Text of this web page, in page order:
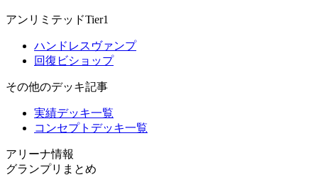
アンリミテッドTier1
ハンドレスヴァンプ
回復ビショップ
その他のデッキ記事
実績デッキ一覧
コンセプトデッキ一覧
アリーナ情報
グランプリまとめ